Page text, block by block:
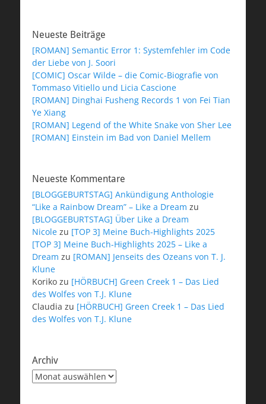
Neueste Beiträge
[ROMAN] Semantic Error 1: Systemfehler im Code
der Liebe von J. Soori
[COMIC] Oscar Wilde – die Comic-Biografie von
Tommaso Vitiello und Licia Cascione
[ROMAN] Dinghai Fusheng Records 1 von Fei Tian
Ye Xiang
[ROMAN] Legend of the White Snake von Sher Lee
[ROMAN] Einstein im Bad von Daniel Mellem
Neueste Kommentare
[BLOGGEBURTSTAG] Ankündigung Anthologie
“Like a Rainbow Dream” – Like a Dream zu
[BLOGGEBURTSTAG] Über Like a Dream
Nicole zu [TOP 3] Meine Buch-Highlights 2025
[TOP 3] Meine Buch-Highlights 2025 – Like a
Dream zu [ROMAN] Jenseits des Ozeans von T. J.
Klune
Koriko zu [HÖRBUCH] Green Creek 1 – Das Lied
des Wolfes von T.J. Klune
Claudia zu [HÖRBUCH] Green Creek 1 – Das Lied
des Wolfes von T.J. Klune
Archiv
Archiv